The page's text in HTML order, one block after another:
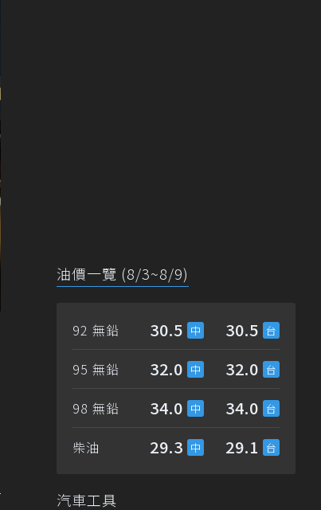
油價一覽 (8/3~8/9)
92 無鉛 30.5 30.5
95 無鉛 32.0 32.0
98 無鉛 34.0 34.0
柴油 29.3 29.1
汽車工具